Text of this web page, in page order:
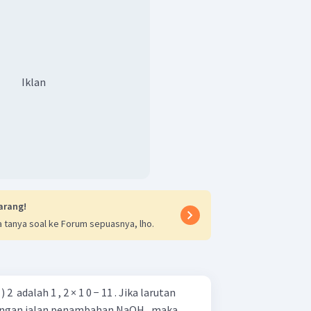
Iklan
tanya soal ke Forum sepuasnya, lho.
adalah 1 , 2 × 1 0 − 11 . Jika larutan